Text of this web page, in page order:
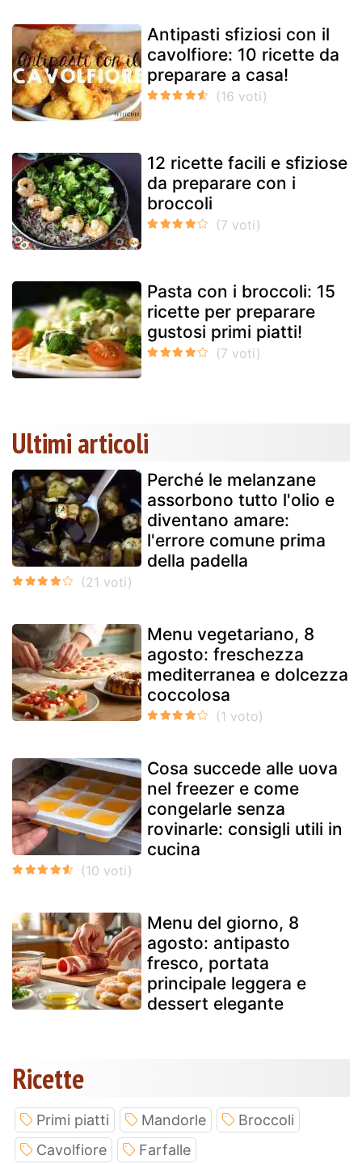
Antipasti sfiziosi con il
cavolfiore: 10 ricette da
preparare a casa!
12 ricette facili e sfiziose
da preparare con i
broccoli
Pasta con i broccoli: 15
ricette per preparare
gustosi primi piatti!
Ultimi articoli
Perché le melanzane
assorbono tutto l'olio e
diventano amare:
l'errore comune prima
della padella
Menu vegetariano, 8
agosto: freschezza
mediterranea e dolcezza
coccolosa
Cosa succede alle uova
nel freezer e come
congelarle senza
rovinarle: consigli utili in
cucina
Menu del giorno, 8
agosto: antipasto
fresco, portata
principale leggera e
dessert elegante
Ricette
Primi piatti Mandorle
Broccoli
Cavolfiore
Farfalle